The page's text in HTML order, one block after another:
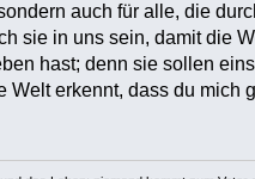
auch für alle, die
sie in uns sein, damit die
hast; denn sie sollen
erkennt, dass du